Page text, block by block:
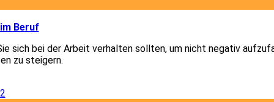
Beruf
sich bei der Arbeit verhalten sollten, um nicht negativ
zu steigern.